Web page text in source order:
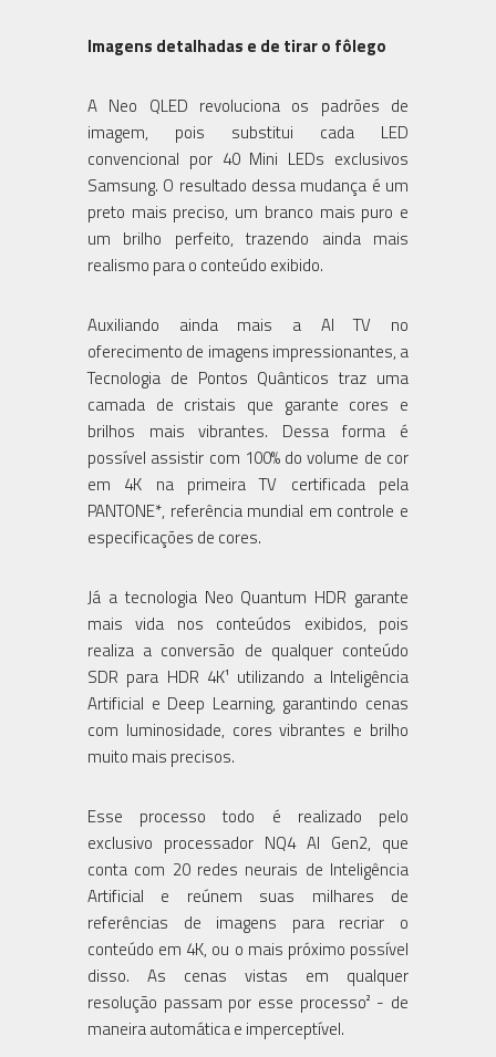
Imagens detalhadas e de tirar o fôlego
A Neo QLED revoluciona os padrões de
imagem, pois substitui cada LED
convencional por 40 Mini LEDs exclusivos
Samsung. O resultado dessa mudança é um
preto mais preciso, um branco mais puro e
um brilho perfeito, trazendo ainda mais
realismo para o conteúdo exibido.
Auxiliando ainda mais a AI TV no
oferecimento de imagens impressionantes, a
Tecnologia de Pontos Quânticos traz uma
camada de cristais que garante cores e
brilhos mais vibrantes. Dessa forma é
possível assistir com 100% do volume de cor
em 4K na primeira TV certificada pela
PANTONE*, referência mundial em controle e
especificações de cores.
Já a tecnologia Neo Quantum HDR garante
mais vida nos conteúdos exibidos, pois
realiza a conversão de qualquer conteúdo
SDR para HDR 4K¹ utilizando a Inteligência
Artificial e Deep Learning, garantindo cenas
com luminosidade, cores vibrantes e brilho
muito mais precisos.
Esse processo todo é realizado pelo
exclusivo processador NQ4 AI Gen2, que
conta com 20 redes neurais de Inteligência
Artificial e reúnem suas milhares de
referências de imagens para recriar o
conteúdo em 4K, ou o mais próximo possível
disso. As cenas vistas em qualquer
resolução passam por esse processo² - de
maneira automática e imperceptível.